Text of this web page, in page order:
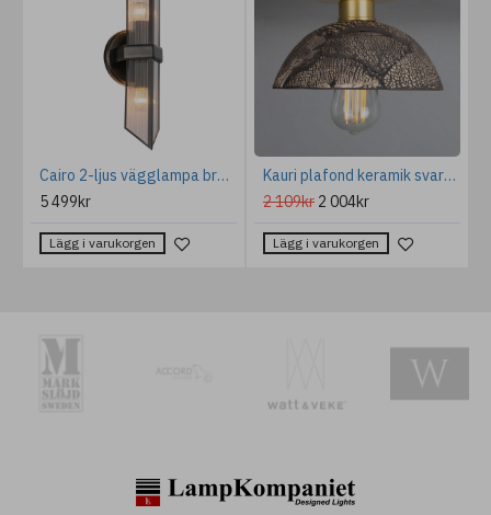
Cairo 2-ljus vägglampa brons/klar 38,5 cm
5 499kr
Lägg i varukorgen
Kauri plafond keramik svart lera 20cm
2 109kr 2 004kr
Lägg i varukorgen